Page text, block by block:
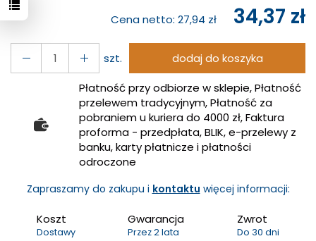
Cena netto: 27,94 zł 34,37 zł
szt.
dodaj do koszyka
Płatność przy odbiorze w sklepie, Płatność
przelewem tradycyjnym, Płatność za
pobraniem u kuriera do 4000 zł, Faktura
proforma - przedpłata, BLIK, e-przelewy z
banku, karty płatnicze i płatności
odroczone
Zapraszamy do zakupu i kontaktu więcej informacji:
Koszt
Dostawy
Gwarancja
Przez 2 lata
Zwrot
Do 30 dni